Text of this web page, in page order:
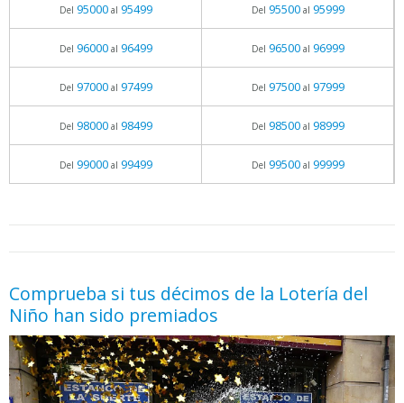
Del 95000al 95499 Del 95500al 95999
Del 96000al 96499 Del 96500al 96999
Del 97000al 97499 Del 97500al 97999
Del 98000al 98499 Del 98500al 98999
Del 99000al 99499 Del 99500al 99999
Comprueba si tus décimos de la Lotería del
Niño han sido premiados